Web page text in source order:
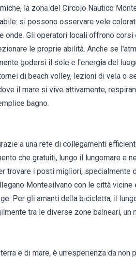
la zona del Circolo Nautico
si possono osservare vele
onde. Gli operatori locali offrono corsi
le proprie abilità. Anche se
godersi il sole e l'energia del
di beach volley, lezioni di vela o
il mare si vive attivamente,
bagno.
a una rete di collegamenti
che gratuiti, lungo il lungomare e
trovare i posti migliori, specialmente
Montesilvano con le città vicine
Per gli amanti della bicicletta, il
tra le diverse zone balneari, un
e di mare, è un'esperienza da non